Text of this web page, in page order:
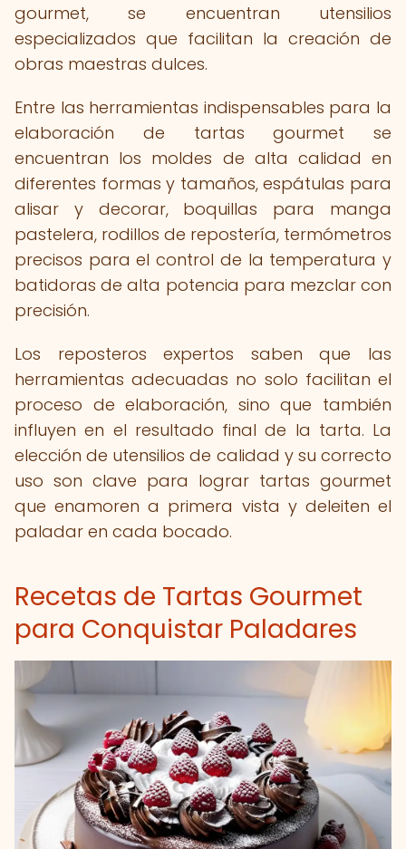
gourmet, se encuentran utensilios
especializados que facilitan la creación de
obras maestras dulces.
Entre las herramientas indispensables para la
elaboración de tartas gourmet se
encuentran los moldes de alta calidad en
diferentes formas y tamaños, espátulas para
alisar y decorar, boquillas para manga
pastelera, rodillos de repostería, termómetros
precisos para el control de la temperatura y
batidoras de alta potencia para mezclar con
precisión.
Los reposteros expertos saben que las
herramientas adecuadas no solo facilitan el
proceso de elaboración, sino que también
influyen en el resultado final de la tarta. La
elección de utensilios de calidad y su correcto
uso son clave para lograr tartas gourmet
que enamoren a primera vista y deleiten el
paladar en cada bocado.
Recetas de Tartas Gourmet
para Conquistar Paladares